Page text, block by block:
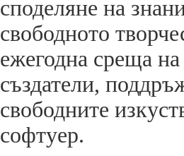
споделяне на
свободното
ежегодна среща
създатели,
свободните
софтуер.